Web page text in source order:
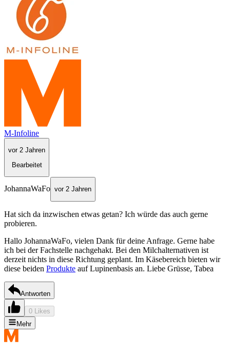
M-Infoline
vor 2 Jahren
Bearbeitet
JohannaWaFo vor 2 Jahren
Hat sich da inzwischen etwas getan? Ich würde das auch gerne
probieren.
Hallo JohannaWaFo, vielen Dank für deine Anfrage. Gerne habe
ich bei der Fachstelle nachgehakt. Bei den Milchalternativen ist
derzeit nichts in diese Richtung geplant. Im Käsebereich bieten wir
diese beiden Produkte auf Lupinenbasis an. Liebe Grüsse, Tabea
Antworten
0 Likes
Mehr